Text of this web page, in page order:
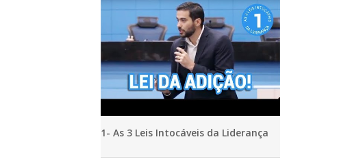
1- As 3 Leis Intocáveis da Liderança